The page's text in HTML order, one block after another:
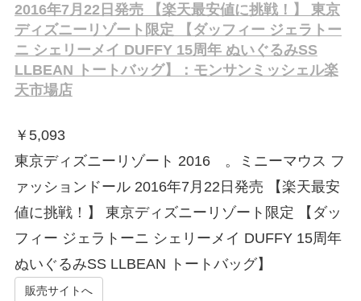
2016年7月22日発売 【楽天最安値に挑戦！】 東京
ディズニーリゾート限定 【ダッフィー ジェラトー
ニ シェリーメイ DUFFY 15周年 ぬいぐるみSS
LLBEAN トートバッグ】：モンサンミッシェル楽
天市場店
￥ 5,093
東京ディズニーリゾート 2016 。ミニーマウス フ
ァッションドール 2016年7月22日発売 【楽天最安
値に挑戦！】 東京ディズニーリゾート限定 【ダッ
フィー ジェラトーニ シェリーメイ DUFFY 15周年
ぬいぐるみSS LLBEAN トートバッグ】
販売サイトへ